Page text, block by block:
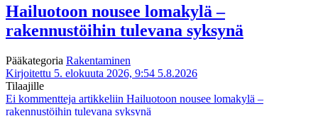
Hailuotoon nousee lomakylä –
rakennustöihin tulevana syksynä
Pääkategoria Rakentaminen
Kirjoitettu 5. elokuuta 2026, 9:54 5.8.2026
Tilaajille
Ei kommentteja artikkeliin Hailuotoon nousee lomakylä –
rakennustöihin tulevana syksynä